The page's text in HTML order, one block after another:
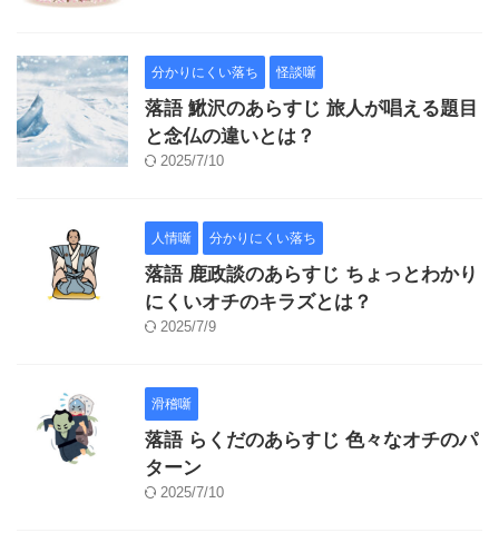
分かりにくい落ち 怪談噺
落語 鰍沢のあらすじ 旅人が唱える題目
と念仏の違いとは？
2025/7/10
人情噺 分かりにくい落ち
落語 鹿政談のあらすじ ちょっとわかり
にくいオチのキラズとは？
2025/7/9
滑稽噺
落語 らくだのあらすじ 色々なオチのパ
ターン
2025/7/10